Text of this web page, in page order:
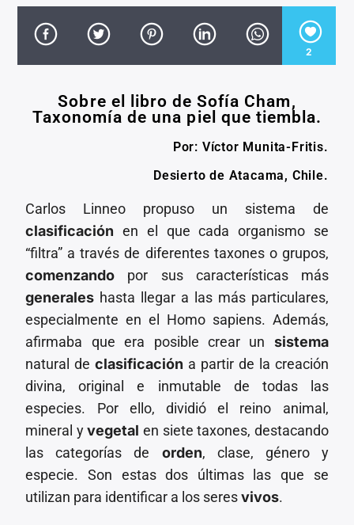
Invencible Radio
2
Sobre el libro de Sofía Cham,
Taxonomía de una piel que tiembla.
Por: Víctor Munita-Fritis.
Desierto de Atacama, Chile.
Carlos Linneo propuso un sistema de
clasificación en el que cada organismo se
“filtra” a través de diferentes taxones o grupos,
comenzando por sus características más
generales hasta llegar a las más particulares,
especialmente en el Homo sapiens. Además,
afirmaba que era posible crear un sistema
natural declasificación a partir de la creación
divina, original e inmutable de todas las
especies. Por ello, dividió el reino animal,
mineral yvegetal en siete taxones, destacando
las categorías de orden, clase, género y
especie. Son estas dos últimas las que se
utilizan para identificar a los seresvivos.